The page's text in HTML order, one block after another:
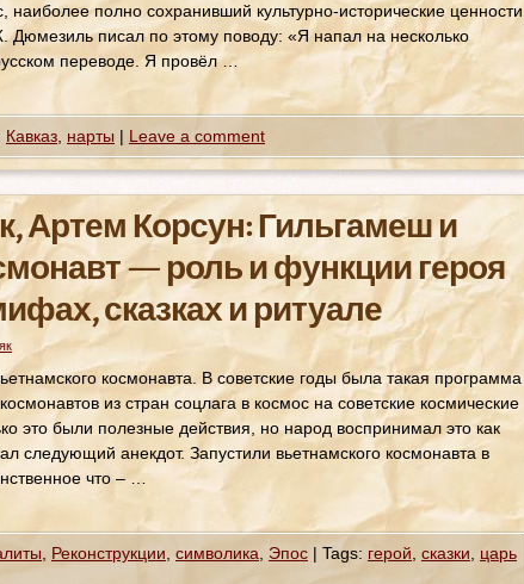
наиболее полно сохранивший культурно-исторические ценности
Дюмезиль писал по этому поводу: «Я напал на несколько
переводе. Я провёл …
Кавказ нарты | Leave a comment
Артем Корсун: Гильгамеш и
— роль и функции героя
сказках и ритуале
космонавта. В советские годы была такая программа
из стран соцлага в космос на советские космические
это были полезные действия, но народ воспринимал это как
следующий анекдот. Запустили вьетнамского космонавта в
что – …
Реконструкции символика Эпос | Tags: герой сказки
царь